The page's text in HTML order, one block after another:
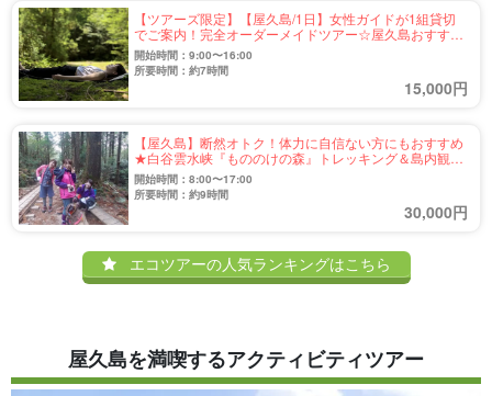
【ツアーズ限定】【屋久島/1日】女性ガイドが1組貸切
でご案内！完全オーダーメイドツアー☆屋久島おすすめ
自然スポットから有名観光地までリクエストOK！《写
真無料》（No.66）
開始時間：9:00〜16:00
所要時間：約7時間
15,000円
【屋久島】断然オトク！体力に自信ない方にもおすすめ
★白谷雲水峡『もののけの森』トレッキング＆島内観光
ツアー（No.54）
開始時間：8:00〜17:00
所要時間：約9時間
30,000円
エコツアーの人気ランキングはこちら
屋久島を満喫するアクティビティツアー